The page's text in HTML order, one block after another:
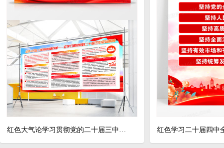
红色大气论学习贯彻党的二十届三中全会精神党建展板